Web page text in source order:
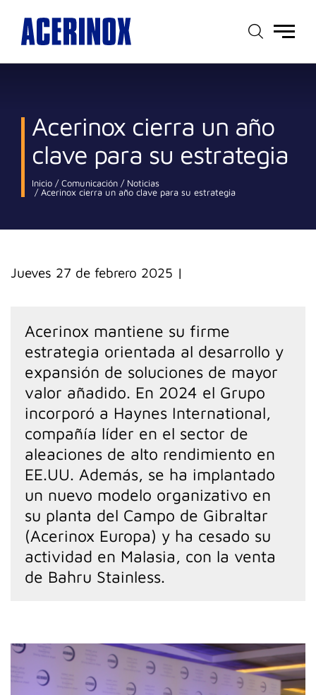
Menú
Acerinox cierra un año
clave para su estrategia
Inicio Comunicación Noticias
Acerinox cierra un año clave para su estrategia
jueves 27 de febrero 2025 |
Acerinox mantiene su firme
estrategia orientada al desarrollo y
expansión de soluciones de mayor
valor añadido. En 2024 el Grupo
incorporó a Haynes International,
compañía líder en el sector de
aleaciones de alto rendimiento en
EE.UU. Además, se ha implantado
un nuevo modelo organizativo en
su planta del Campo de Gibraltar
(Acerinox Europa) y ha cesado su
actividad en Malasia, con la venta
de Bahru Stainless.